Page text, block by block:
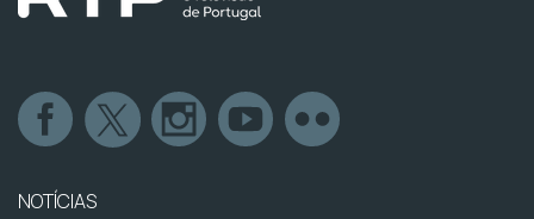
NOTÍCIAS